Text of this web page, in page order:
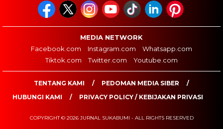
MEDIA NETWORK
Facebook.com
Instagram.com
Whatsapp.com
Tiktok.com
Twitter.com Youtube.com
TENTANG KAMI
PEDOMAN MEDIA SIBER
HUBUNGI KAMI
PRIVACY POLICY / KEBIJAKAN PRIVASI
COPYRIGHT © 2026 JURNAL SUKABUMI - ALL RIGHTS RESERVED